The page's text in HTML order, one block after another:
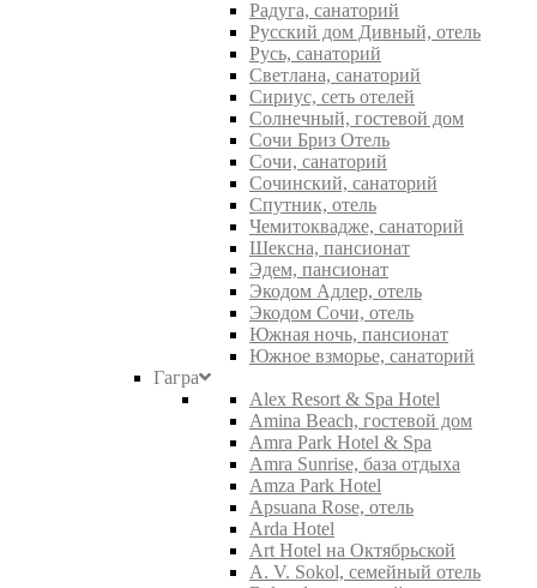
Радуга, санаторий
Русский дом Дивный, отель
Русь, санаторий
Светлана, санаторий
Сириус, сеть отелей
Солнечный, гостевой дом
Сочи Бриз Отель
Сочи, санаторий
Сочинский, санаторий
Спутник, отель
Чемитоквадже, санаторий
Шексна, пансионат
Эдем, пансионат
Экодом Адлер, отель
Экодом Сочи, отель
Южная ночь, пансионат
Южное взморье, санаторий
Гагра
Alex Resort & Spa Hotel
Amina Beach, гостевой дом
Amra Park Hotel & Spa
Amra Sunrise, база отдыха
Amza Park Hotel
Apsuana Rose, отель
Arda Hotel
Art Hotel на Октябрьской
A. V. Sokol, семейный отель